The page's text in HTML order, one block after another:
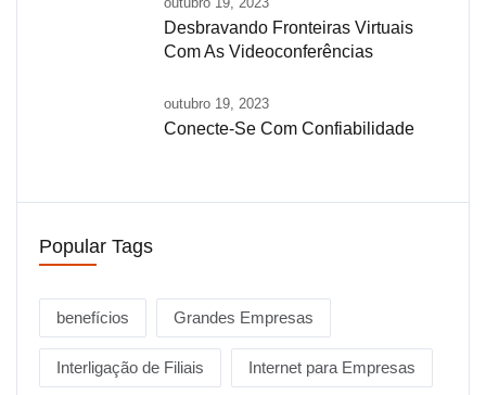
Desbravando Fronteiras Virtuais
Com As Videoconferências
outubro 19, 2023
Conecte-Se Com Confiabilidade
Popular Tags
benefícios Grandes Empresas
Interligação de Filiais Internet para Empresas